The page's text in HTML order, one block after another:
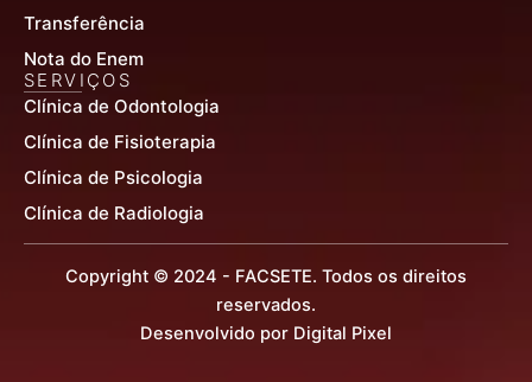
Transferência
Nota do Enem
SERVIÇOS
Clínica de Odontologia
Clínica de Fisioterapia
Clínica de Psicologia
Clínica de Radiologia
Copyright © 2024 - FACSETE. Todos os direitos
reservados.
Desenvolvido por Digital Pixel